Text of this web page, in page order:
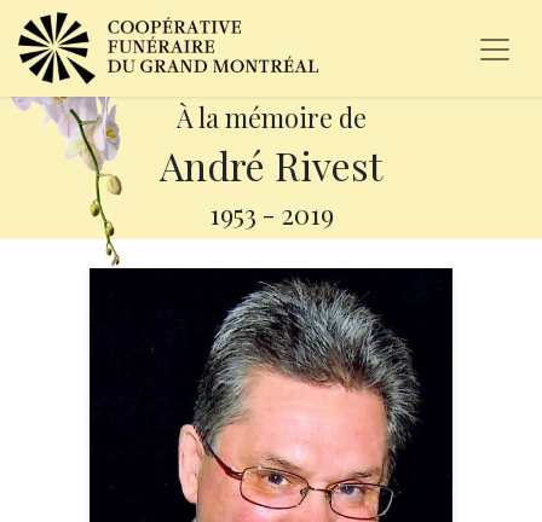
À la mémoire de
André Rivest
1953 - 2019